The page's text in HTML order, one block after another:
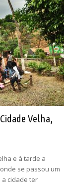
Velha,
e à tarde a
se passou um
a cidade ter